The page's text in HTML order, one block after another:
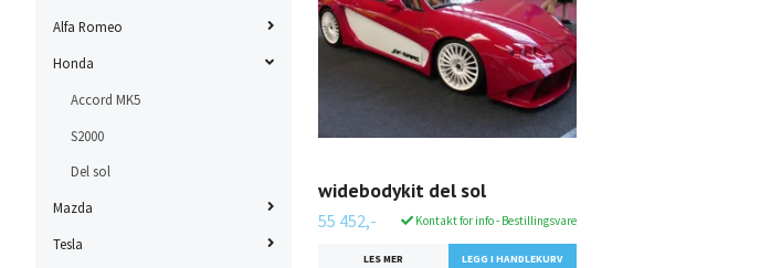
Alfa Romeo
Honda
Accord MK5
S2000
Del sol
Mazda
Tesla
widebodykit del sol
55 452,- Kontakt for info - Bestillingsvare
LES MER